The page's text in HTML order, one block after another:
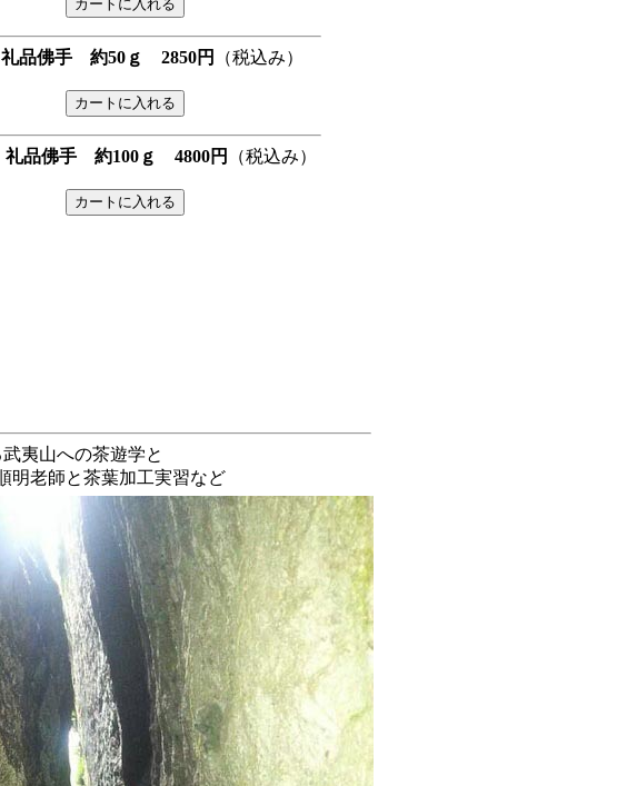
品佛手 約50ｇ 2850円 （税込み）
品佛手 約100ｇ 4800円 （税込み）
夷山への茶遊学と
明老師と茶葉加工実習など